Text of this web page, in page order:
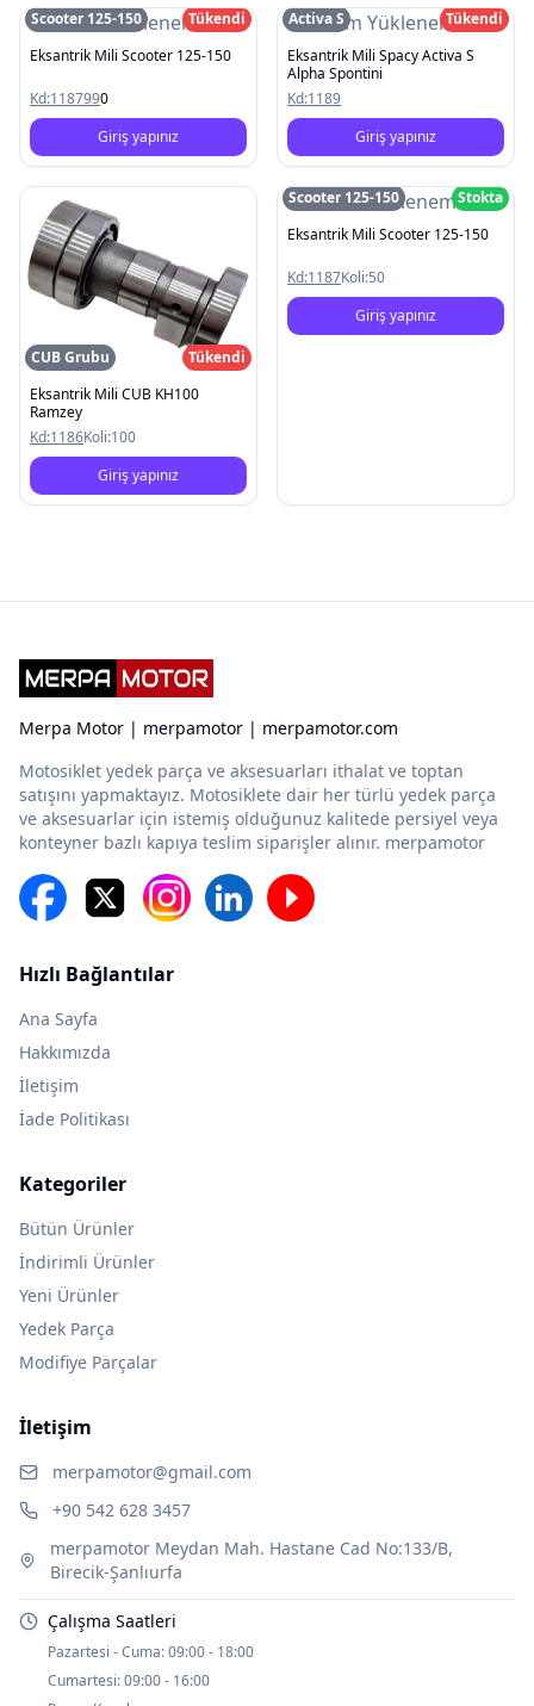
Resim Yüklenemedi
Scooter 125-150
Tükendi
Eksantrik Mili Scooter 125-150
Kd:1187990
Giriş yapınız
Resim Yüklenemedi
Activa S
Tükendi
Eksantrik Mili Spacy Activa S
Alpha Spontini
Kd:1189
Giriş yapınız
CUB Grubu
Tükendi
Eksantrik Mili CUB KH100
Ramzey
Kd:1186Koli:100
Giriş yapınız
Resim Yüklenemedi
Scooter 125-150
Stokta
Eksantrik Mili Scooter 125-150
Kd:1187Koli:50
Giriş yapınız
Merpa Motor | merpamotor | merpamotor.com
Motosiklet yedek parça ve aksesuarları ithalat ve toptan
satışını yapmaktayız. Motosiklete dair her türlü yedek parça
ve aksesuarlar için istemiş olduğunuz kalitede persiyel veya
konteyner bazlı kapıya teslim siparişler alınır. merpamotor
Hızlı Bağlantılar
Ana Sayfa
Hakkımızda
İletişim
İade Politikası
Kategoriler
Bütün Ürünler
İndirimli Ürünler
Yeni Ürünler
Yedek Parça
Modifiye Parçalar
İletişim
merpamotor@gmail.com
+90 542 628 3457
merpamotor Meydan Mah. Hastane Cad No:133/B,
Birecik-Şanlıurfa
Çalışma Saatleri
Pazartesi - Cuma:09:00 - 18:00
Cumartesi:09:00 - 16:00